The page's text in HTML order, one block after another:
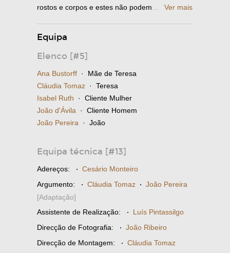
rostos e corpos e estes não podem
Ver mais
Equipa
Elenco [#5]
Ana Bustorff · Mãe de Teresa
Cláudia Tomaz · Teresa
Isabel Ruth · Cliente Mulher
João d'Ávila · Cliente Homem
João Pereira · João
Equipa técnica [#13]
Adereços: · Cesário Monteiro
Argumento: · Cláudia Tomaz · João Pereira
[Adaptação]
Assistente de Realização: · Luís Pintassilgo
Direcção de Fotografia: · João Ribeiro
Direcção de Montagem: · Cláudia Tomaz